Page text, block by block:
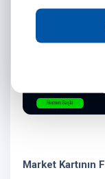
yararlanabilirler.
Market Kartının